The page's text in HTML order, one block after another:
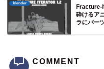
blender
Fracture-
砕けるア
ラにパー
COMMENT